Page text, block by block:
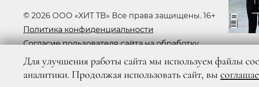
© 2026 ООО «ХИТ ТВ» Все права защищены. 16+
Политика конфиденциальности
Согласие пользователя сайта на обработку
Для улучшения работы сайта мы используем файлы
аналитики. Продолжая использовать сайт, вы